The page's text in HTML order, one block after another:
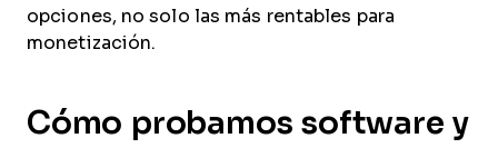
opciones, no solo las más rentables para
monetización.
Cómo probamos software y